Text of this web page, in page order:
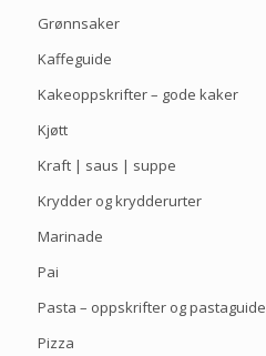
Grønnsaker
Kaffeguide
Kakeoppskrifter – gode kaker
Kjøtt
Kraft | saus | suppe
Krydder og krydderurter
Marinade
Pai
Pasta – oppskrifter og pastaguide
Pizza